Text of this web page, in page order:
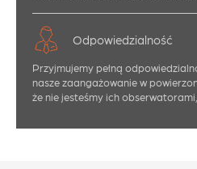
Odpowiedzialność
Przyjmujemy pełną
nasze zaangażowanie w
że nie jesteśmy ich